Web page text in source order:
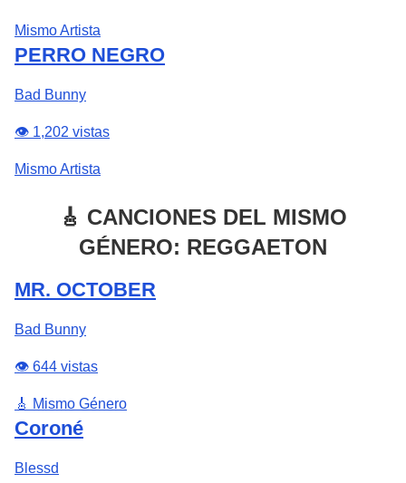
Mismo Artista
PERRO NEGRO
Bad Bunny
👁️ 1,202 vistas
Mismo Artista
🎸 CANCIONES DEL MISMO
GÉNERO: REGGAETON
MR. OCTOBER
Bad Bunny
👁️ 644 vistas
🎸 Mismo Género
Coroné
Blessd